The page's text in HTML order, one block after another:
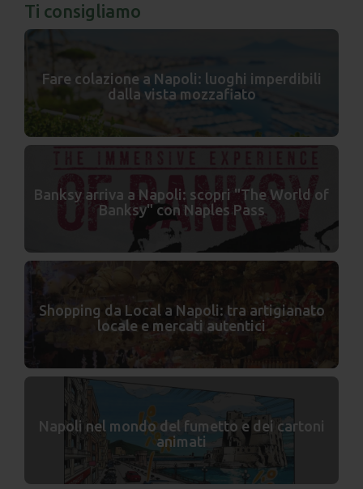
Ti consigliamo
Fare colazione a Napoli: luoghi imperdibili
dalla vista mozzafiato
Banksy arriva a Napoli: scopri "The World of
Banksy" con Naples Pass
Shopping da Local a Napoli: tra artigianato
locale e mercati autentici
Napoli nel mondo del fumetto e dei cartoni
animati